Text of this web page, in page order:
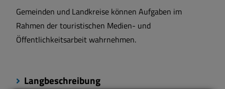
Gemeinden und Landkreise können Aufgaben im
Rahmen der touristischen Medien- und
Öffentlichkeitsarbeit wahrnehmen.
Langbeschreibung